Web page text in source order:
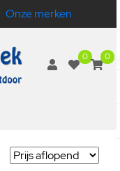
Onze merken
0 0